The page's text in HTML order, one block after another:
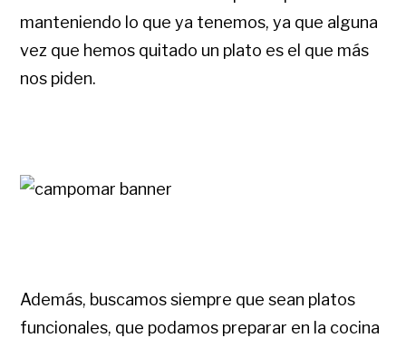
manteniendo lo que ya tenemos, ya que alguna
vez que hemos quitado un plato es el que más
nos piden.
Además, buscamos siempre que sean platos
funcionales, que podamos preparar en la cocina